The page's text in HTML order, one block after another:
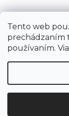
Tento web
prechádzaním
používaním.
Kontakt